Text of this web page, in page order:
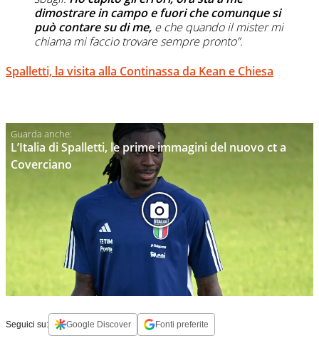
dimostrare in campo e fuori che comunque si
può contare su di me, e che quando il mister mi
chiama mi faccio trovare sempre pronto”.
Spalletti, la visita alla Continassa da Kean e Chiesa
L’Italia di Spalletti, le prime immagini del nuovo ct a
Coverciano
Seguici su: Google Discover Fonti preferite